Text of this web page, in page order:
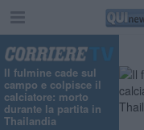
Il fulmine cade sul
campo e colpisce il
calciatore: morto
durante la partita in
Thailandia